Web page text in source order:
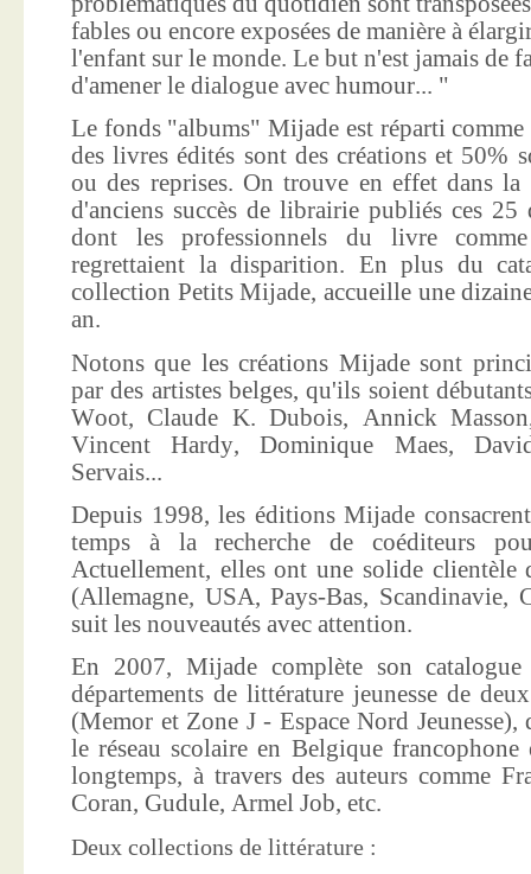
fables ou encore exposées de manière à
l'enfant sur le monde. Le but n'est jamais de
d'amener le dialogue avec humour... "
Le fonds "albums" Mijade est réparti
des livres édités sont des créations et 50%
ou des reprises. On trouve en effet dans
d'anciens succès de librairie publiés ces 25
dont les professionnels du livre
regrettaient la disparition. En plus du
collection Petits Mijade, accueille une
an.
Notons que les créations Mijade sont
par des artistes belges, qu'ils soient
Woot, Claude K. Dubois, Annick
Vincent Hardy, Dominique Maes,
Servais...
Depuis 1998, les éditions Mijade
temps à la recherche de coéditeurs
Actuellement, elles ont une solide clientèle
(Allemagne, USA, Pays-Bas, Scandinavie,
suit les nouveautés avec attention.
En 2007, Mijade complète son
départements de littérature jeunesse de
(Memor et Zone J - Espace Nord
le réseau scolaire en Belgique francophone
longtemps, à travers des auteurs comme
Coran, Gudule, Armel Job, etc.
Deux collections de littérature :